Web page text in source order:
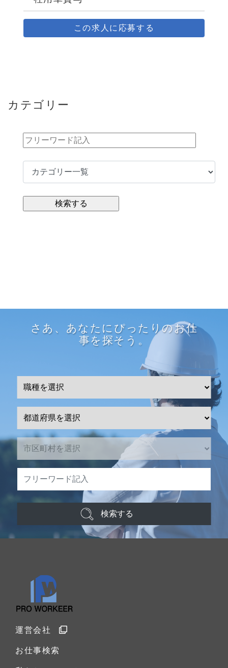
この求人に応募する
カテゴリー
さあ、あなたにぴったりのお仕
事を探そう。
検索する
運営会社
お仕事検索